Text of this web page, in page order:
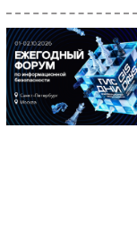
Гаджеты
Здоровье
РАЗДЕЛЫ
Новости